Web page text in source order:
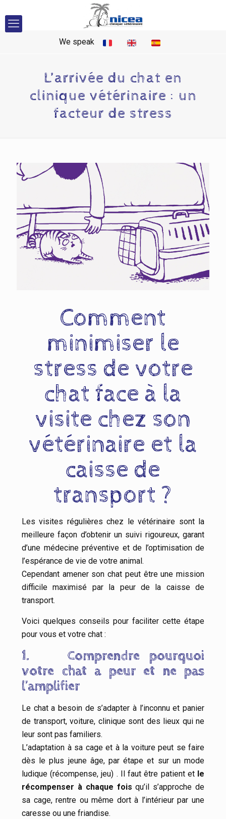
We speak
L’arrivée du chat en
clinique vétérinaire : un
facteur de stress
Comment
minimiser le
stress de votre
chat face à la
visite chez son
vétérinaire et la
caisse de
transport ?
Les visites régulières chez le vétérinaire sont la
meilleure façon d’obtenir un suivi rigoureux, garant
d’une médecine préventive et de l’optimisation de
l’espérance de vie de votre animal.
Cependant amener son chat peut être une mission
difficile maximisé par la peur de la caisse de
transport.
Voici quelques conseils pour faciliter cette étape
pour vous et votre chat :
1. Comprendre pourquoi
votre chat a peur et ne pas
l’amplifier
Le chat a besoin de s’adapter à l’inconnu et panier
de transport, voiture, clinique sont des lieux qui ne
leur sont pas familiers.
L’adaptation à sa cage et à la voiture peut se faire
dès le plus jeune âge, par étape et sur un mode
ludique (récompense, jeu) . Il faut être patient et le
récompenser à chaque fois qu’il s’approche de
sa cage, rentre ou même dort à l’intérieur par une
caresse ou une friandise.